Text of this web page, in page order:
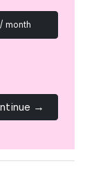
month
→